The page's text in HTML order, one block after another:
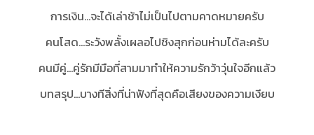
การเงิน...จะได้เล่าช้าไม่เป็นไปตามคาดหมายครับ
คนโสด...ระวังพลั้งเผลอไปชิงสุกก่อนห่ามได้ละครับ
คนมีคู่...คู่รักมีมือที่สามมาทำให้ความรักว้าวุ่นใจอีกแล้ว
บทสรุป...บางทีสิ่งที่น่าฟังที่สุดคือเสียงของความเงียบ